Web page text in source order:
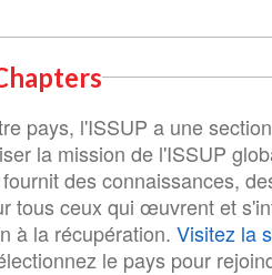
pays, l'ISSUP a une
la mission de l'ISSUP
des connaissances,
tous ceux qui œuvrent et
à la récupération.Visitez la
le pays pour